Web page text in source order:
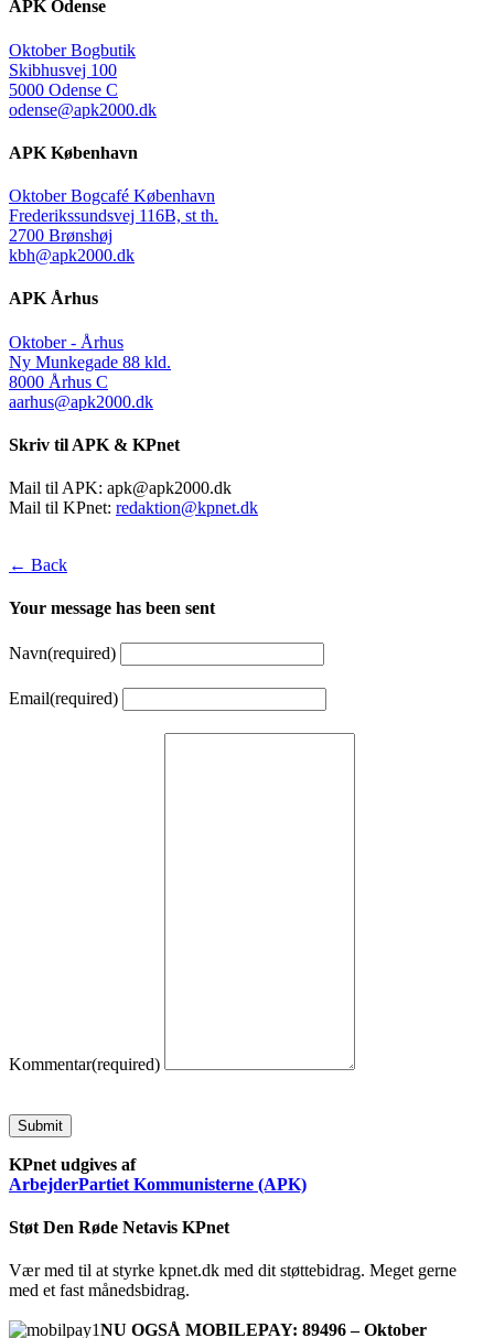
APK Odense
Oktober Bogbutik
Skibhusvej 100
5000 Odense C
odense@apk2000.dk
APK København
Oktober Bogcafé København
Frederikssundsvej 116B, st th.
2700 Brønshøj
kbh@apk2000.dk
APK Århus
Oktober - Århus
Ny Munkegade 88 kld.
8000 Århus C
aarhus@apk2000.dk
Skriv til APK & KPnet
Mail til APK: apk@apk2000.dk
Mail til KPnet: redaktion@kpnet.dk
← Back
Your message has been sent
Navn(required)
Email(required)
Kommentar(required)
Submit
KPnet udgives af
ArbejderPartiet Kommunisterne (APK)
Støt Den Røde Netavis KPnet
Vær med til at styrke kpnet.dk med dit støttebidrag. Meget gerne
med et fast månedsbidrag.
NU OGSÅ MOBILEPAY: 89496 – Oktober